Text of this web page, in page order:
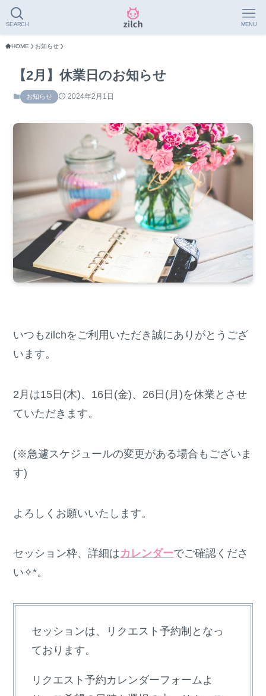
SEARCH MENU
HOME お知らせ
【2月】休業日のお知らせ
お知らせ 2024年2月1日
いつもzilchをご利用いただき誠にありがとうござ
います。
2月は15日(木)、16日(金)、26日(月)を休業とさせ
ていただきます。
(※急遽スケジュールの変更がある場合もございま
す)
よろしくお願いいたします。
セッション枠、詳細はカレンダーでご確認くださ
い✧︎*。
セッションは、リクエスト予約制となっ
ております。
リクエスト予約カレンダーフォームよ